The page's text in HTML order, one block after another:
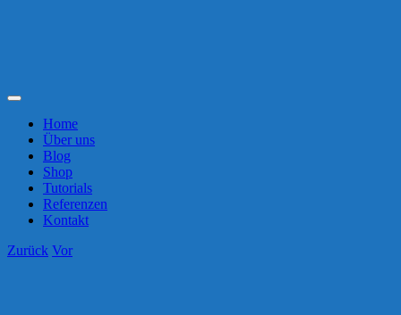
Toggle
NavigationHome
Über uns
Blog
Shop
Tutorials
Referenzen
Kontakt
Zurück Vor